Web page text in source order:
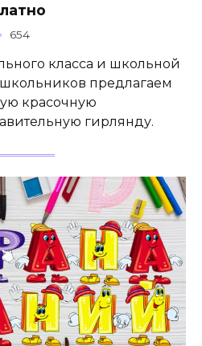
654
класса и школьной
предлагаем
красочную
гирлянду.